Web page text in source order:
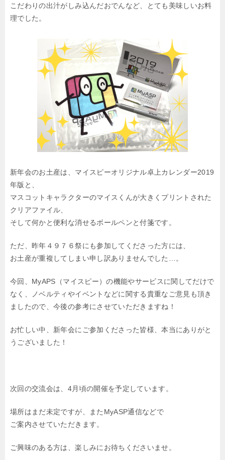
こだわりの出汁がしみ込んだおでんなど、とても美味しいお料
理でした。
新年会のお土産は、マイスピーオリジナル卓上カレンダー2019
年版と、
マスコットキャラクターのマイスくんが大きくプリントされた
クリアファイル、
そして何かと便利な消せるボールペンと付箋です。
ただ、昨年４９７６祭にも参加してくださった方には、
お土産が重複してしまい申し訳ありませんでした…。
今回、MyAPS（マイスピー）の機能やサービスに関してだけで
なく、ノベルティやイベントなどに関する貴重なご意見も頂き
ましたので、今後の参考にさせていただきますね！
お忙しい中、新年会にご参加くださった皆様、本当にありがと
うございました！
次回の交流会は、4月頃の開催を予定しています。
場所はまだ未定ですが、またMyASP通信などで
ご案内させていただきます。
ご興味のある方は、楽しみにお待ちくださいませ。